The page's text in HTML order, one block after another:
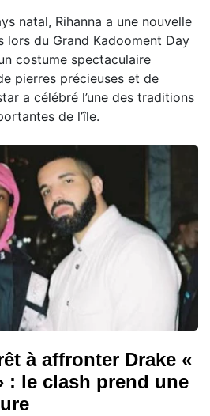
natal, Rihanna a une nouvelle
lors du Grand Kadooment Day
costume spectaculaire
pierres précieuses et de
a célébré l’une des traditions
de l’île.
à affronter Drake «
: le clash prend une